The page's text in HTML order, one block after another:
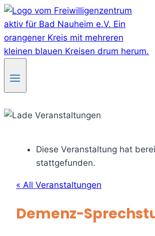
Skip
to
content
Diese Veranstaltung hat
stattgefunden.
« All Veranstaltungen
Demenz-